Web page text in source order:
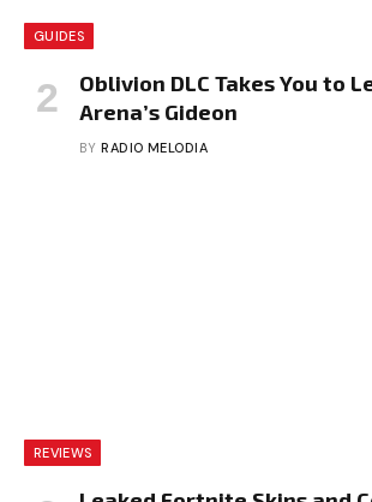
GUIDES
Oblivion DLC Takes You to
Arena’s Gideon
BY RADIO MELODIA
REVIEWS